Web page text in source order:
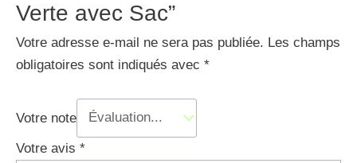
Verte avec Sac”
Votre adresse e-mail ne sera pas publiée. Les champs
obligatoires sont indiqués avec *
Votre note
Votre avis *